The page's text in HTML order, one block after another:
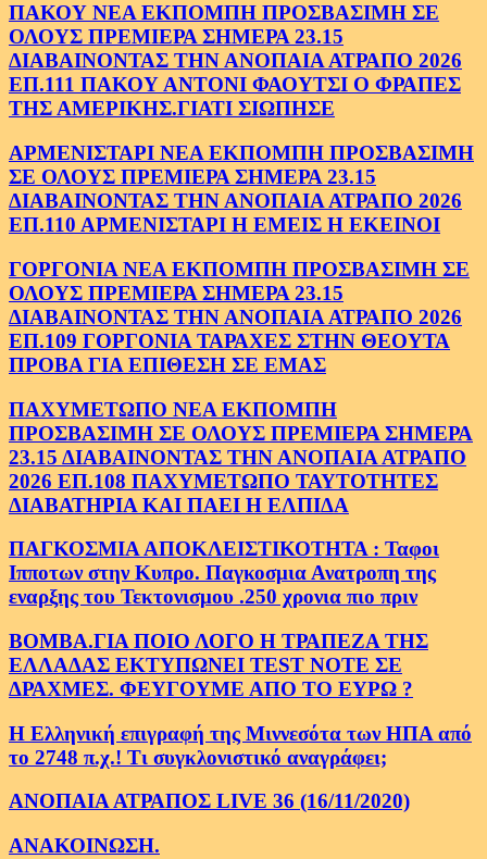
ΠΑΚΟΥ ΝΕΑ ΕΚΠΟΜΠΗ ΠΡΟΣΒΑΣΙΜΗ ΣΕ
ΟΛΟΥΣ ΠΡΕΜΙΕΡΑ ΣΗΜΕΡΑ 23.15
ΔΙΑΒΑΙΝΟΝΤΑΣ ΤΗΝ ΑΝΟΠΑΙΑ ΑΤΡΑΠΟ 2026
ΕΠ.111 ΠΑΚΟΥ ΑΝΤΟΝΙ ΦΑΟΥΤΣΙ Ο ΦΡΑΠΕΣ
ΤΗΣ ΑΜΕΡΙΚΗΣ.ΓΙΑΤΙ ΣΙΩΠΗΣΕ
ΑΡΜΕΝΙΣΤΑΡΙ ΝΕΑ ΕΚΠΟΜΠΗ ΠΡΟΣΒΑΣΙΜΗ
ΣΕ ΟΛΟΥΣ ΠΡΕΜΙΕΡΑ ΣΗΜΕΡΑ 23.15
ΔΙΑΒΑΙΝΟΝΤΑΣ ΤΗΝ ΑΝΟΠΑΙΑ ΑΤΡΑΠΟ 2026
ΕΠ.110 ΑΡΜΕΝΙΣΤΑΡΙ Η ΕΜΕΙΣ Η ΕΚΕΙΝΟΙ
ΓΟΡΓΟΝΙΑ ΝΕΑ ΕΚΠΟΜΠΗ ΠΡΟΣΒΑΣΙΜΗ ΣΕ
ΟΛΟΥΣ ΠΡΕΜΙΕΡΑ ΣΗΜΕΡΑ 23.15
ΔΙΑΒΑΙΝΟΝΤΑΣ ΤΗΝ ΑΝΟΠΑΙΑ ΑΤΡΑΠΟ 2026
ΕΠ.109 ΓΟΡΓΟΝΙΑ ΤΑΡΑΧΕΣ ΣΤΗΝ ΘΕΟΥΤΑ
ΠΡΟΒΑ ΓΙΑ ΕΠΙΘΕΣΗ ΣΕ ΕΜΑΣ
ΠΑΧΥΜΕΤΩΠΟ ΝΕΑ ΕΚΠΟΜΠΗ
ΠΡΟΣΒΑΣΙΜΗ ΣΕ ΟΛΟΥΣ ΠΡΕΜΙΕΡΑ ΣΗΜΕΡΑ
23.15 ΔΙΑΒΑΙΝΟΝΤΑΣ ΤΗΝ ΑΝΟΠΑΙΑ ΑΤΡΑΠΟ
2026 ΕΠ.108 ΠΑΧΥΜΕΤΩΠΟ ΤΑΥΤΟΤΗΤΕΣ
ΔΙΑΒΑΤΗΡΙΑ ΚΑΙ ΠΑΕΙ Η ΕΛΠΙΔΑ
ΠΑΓΚΟΣΜΙΑ ΑΠΟΚΛΕΙΣΤΙΚΟΤΗΤΑ : Ταφοι
Ιπποτων στην Κυπρο. Παγκοσμια Ανατροπη της
εναρξης του Τεκτονισμου .250 χρονια πιο πριν
ΒΟΜΒΑ.ΓΙΑ ΠΟΙΟ ΛΟΓΟ Η ΤΡΑΠΕΖΑ ΤΗΣ
ΕΛΛΑΔΑΣ ΕΚΤΥΠΩΝΕΙ TEST NOTE ΣΕ
ΔΡΑΧΜΕΣ. ΦΕΥΓΟΥΜΕ ΑΠΟ ΤΟ ΕΥΡΩ ?
Η Ελληνική επιγραφή της Μιννεσότα των ΗΠΑ από
το 2748 π.χ.! Τι συγκλονιστικό αναγράφει;
ΑΝΟΠΑΙΑ ΑΤΡΑΠΟΣ LIVE 36 (16/11/2020)
ΑΝΑΚΟΙΝΩΣΗ.